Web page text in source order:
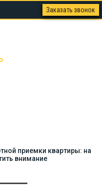
приемки квартиры: на
внимание
Заказать звонок